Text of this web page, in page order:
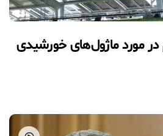
در مورد ماژول‌های خورشیدی